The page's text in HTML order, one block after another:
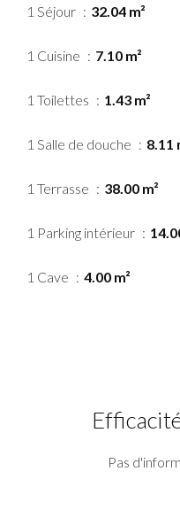
1 Séjour 32.04 m²
1 Cuisine 7.10 m²
1 Toilettes 1.43 m²
1 Salle de douche 8.11
1 Terrasse 38.00 m²
1 Parking intérieur
1 Cave 4.00 m²
Pas